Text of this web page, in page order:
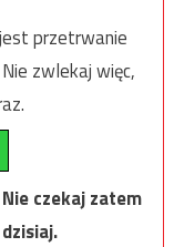
przetrwanie
zwlekaj więc,
czekaj zatem